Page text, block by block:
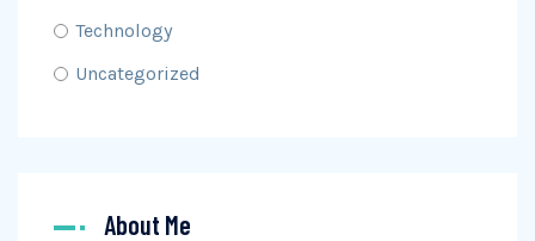
Technology
Uncategorized
About Me